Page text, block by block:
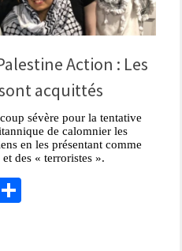
Action : Les
acquittés
sévère pour la tentative
de calomnier les
en les présentant comme
des « terroristes ».